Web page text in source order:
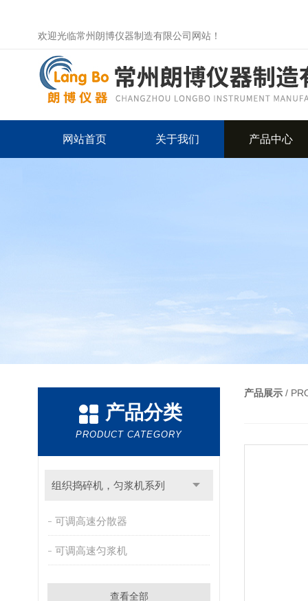
欢迎光临常州朗博仪器制造有限公司网站！
网站首页 关于我们 产品中心
产品分类
PRODUCT CATEGORY
组织捣碎机，匀浆机系列
可调高速分散器
可调高速匀浆机
查看全部
产品展示 /